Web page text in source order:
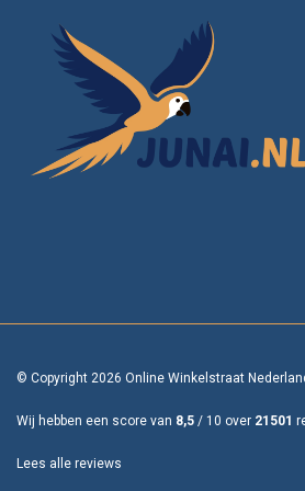
© Copyright 2026 Online Winkelstraat
Wij hebben een score van 8,5 / 10 over 21501
Lees alle reviews